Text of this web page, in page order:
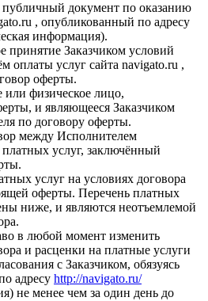
документ по оказанию
, опубликованный по адресу
информация).
принятие Заказчиком условий
оплаты услуг сайта navigato.ru ,
оферты.
или физическое лицо,
и являющееся Заказчиком
по договору оферты.
между Исполнителем
услуг, заключённый
услуг на условиях договора
оферты. Перечень платных
ниже, и являются неотъемлемой
в любой момент изменить
и расценки на платные услуги
с Заказчиком, обязуясь
адресу http://navigato.ru/
не менее чем за один день до